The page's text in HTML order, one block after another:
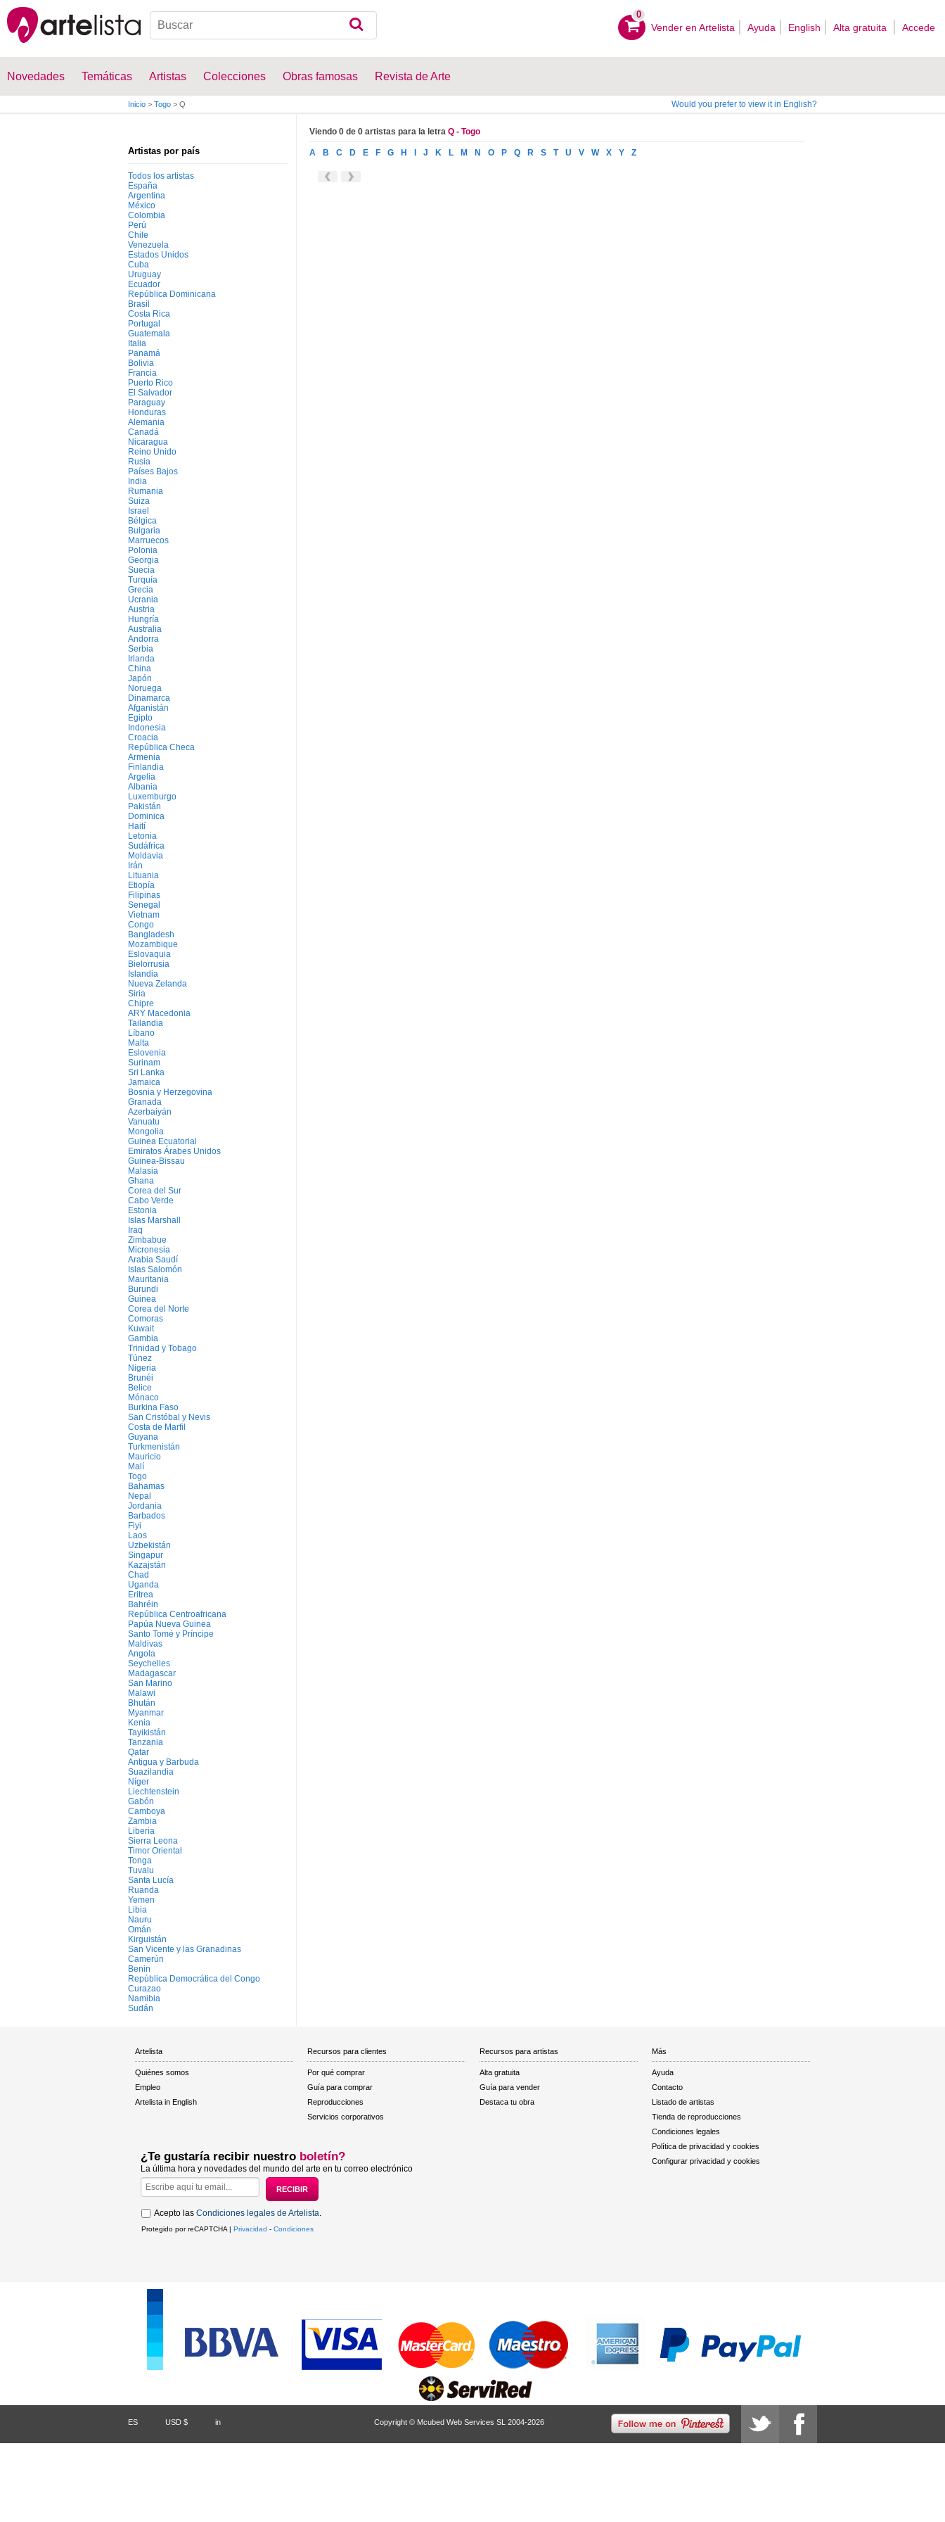
0
Vender en Artelista Ayuda English Alta gratuita Accede
Novedades Temáticas Artistas Colecciones Obras famosas Revista de Arte
Inicio > Togo > Q Would you prefer to view it in English?
Artistas por país
Todos los artistas
España
Argentina
México
Colombia
Perú
Chile
Venezuela
Estados Unidos
Cuba
Uruguay
Ecuador
República Dominicana
Brasil
Costa Rica
Portugal
Guatemala
Italia
Panamá
Bolivia
Francia
Puerto Rico
El Salvador
Paraguay
Honduras
Alemania
Canadá
Nicaragua
Reino Unido
Rusia
Países Bajos
India
Rumania
Suiza
Israel
Bélgica
Bulgaria
Marruecos
Polonia
Georgia
Suecia
Turquía
Grecia
Ucrania
Austria
Hungría
Australia
Andorra
Serbia
Irlanda
China
Japón
Noruega
Dinamarca
Afganistán
Egipto
Indonesia
Croacia
República Checa
Armenia
Finlandia
Argelia
Albania
Luxemburgo
Pakistán
Dominica
Haití
Letonia
Sudáfrica
Moldavia
Irán
Lituania
Etiopía
Filipinas
Senegal
Vietnam
Congo
Bangladesh
Mozambique
Eslovaquia
Bielorrusia
Islandia
Nueva Zelanda
Siria
Chipre
ARY Macedonia
Tailandia
Líbano
Malta
Eslovenia
Surinam
Sri Lanka
Jamaica
Bosnia y Herzegovina
Granada
Azerbaiyán
Vanuatu
Mongolia
Guinea Ecuatorial
Emiratos Árabes Unidos
Guinea-Bissau
Malasia
Ghana
Corea del Sur
Cabo Verde
Estonia
Islas Marshall
Iraq
Zimbabue
Micronesia
Arabia Saudí
Islas Salomón
Mauritania
Burundi
Guinea
Corea del Norte
Comoras
Kuwait
Gambia
Trinidad y Tobago
Túnez
Nigeria
Brunéi
Belice
Mónaco
Burkina Faso
San Cristóbal y Nevis
Costa de Marfil
Guyana
Turkmenistán
Mauricio
Malí
Togo
Bahamas
Nepal
Jordania
Barbados
Fiyi
Laos
Uzbekistán
Singapur
Kazajstán
Chad
Uganda
Eritrea
Bahréin
República Centroafricana
Papúa Nueva Guinea
Santo Tomé y Príncipe
Maldivas
Angola
Seychelles
Madagascar
San Marino
Malawi
Bhután
Myanmar
Kenia
Tayikistán
Tanzania
Qatar
Antigua y Barbuda
Suazilandia
Níger
Liechtenstein
Gabón
Camboya
Zambia
Liberia
Sierra Leona
Timor Oriental
Tonga
Tuvalu
Santa Lucía
Ruanda
Yemen
Libia
Nauru
Omán
Kirguistán
San Vicente y las Granadinas
Camerún
Benin
República Democrática del Congo
Curazao
Namibia
Sudán
Viendo 0 de 0 artistas para la letra Q - Togo
A B C D E F G H J K L M N O P Q R S T U V W X Y Z
Artelista
Quiénes somos
Empleo
Artelista in English
Recursos para clientes
Por qué comprar
Guía para comprar
Reproducciones
Servicios corporativos
Recursos para artistas
Alta gratuita
Guía para vender
Destaca tu obra
Más
Ayuda
Contacto
Listado de artistas
Tienda de reproducciones
Condiciones legales
Política de privacidad y cookies
Configurar privacidad y cookies
¿Te gustaría recibir nuestro boletín?
La última hora y novedades del mundo del arte en tu correo electrónico
Acepto las Condiciones legales de Artelista.
Protegido por reCAPTCHA | Privacidad - Condiciones
ES USD $ in Copyright © Mcubed Web Services SL 2004-2026